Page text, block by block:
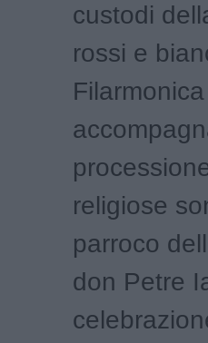
custodi
rossi e
religiose
parroco
don Petre